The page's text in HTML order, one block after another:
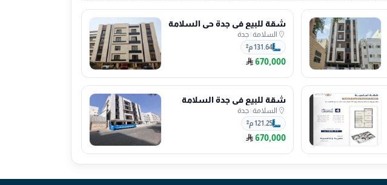
شقة للبيع في جدة حي السلامة
السلامة| جدة
131.64 م²
670,000
شقة للبيع في جدة السلامة
السلامة| جدة
121.25 م²
670,000